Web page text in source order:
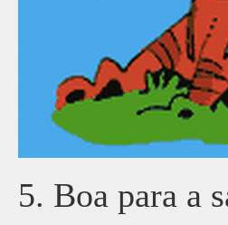
5. Boa para a